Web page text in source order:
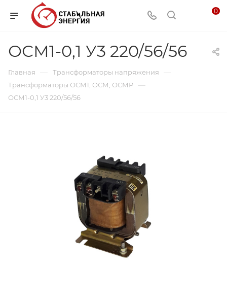
0
ОСМ1-0,1 У3 220/56/56
Главная — Трансформаторы напряжения —
Трансформаторы ОСМ1, ОСМ, ОСМР —
ОСМ1-0,1 У3 220/56/56